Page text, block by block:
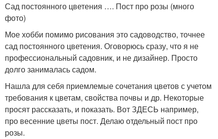
Сад постоянного цветения …. Пост про розы (много
фото)
Мое хобби помимо рисования это садоводство, точнее
сад постоянного цветения. Оговорюсь сразу, что я не
профессиональный садовник, и не дизайнер. Просто
долго занималась садом.
Нашла для себя приемлемые сочетания цветов с учетом
требования к цветам, свойства почвы и др. Некоторые
просят рассказать, и показать. Вот ЗДЕСЬ например,
про весенние цветы пост. Делаю отдельный пост про
розы.